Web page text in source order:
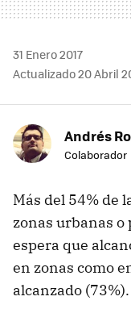
31 Enero 2017
Actualizado 20 Abril
Andrés
Colaborador
Más del 54% de
zonas urbanas
espera que
en zonas como
alcanzado (73%).